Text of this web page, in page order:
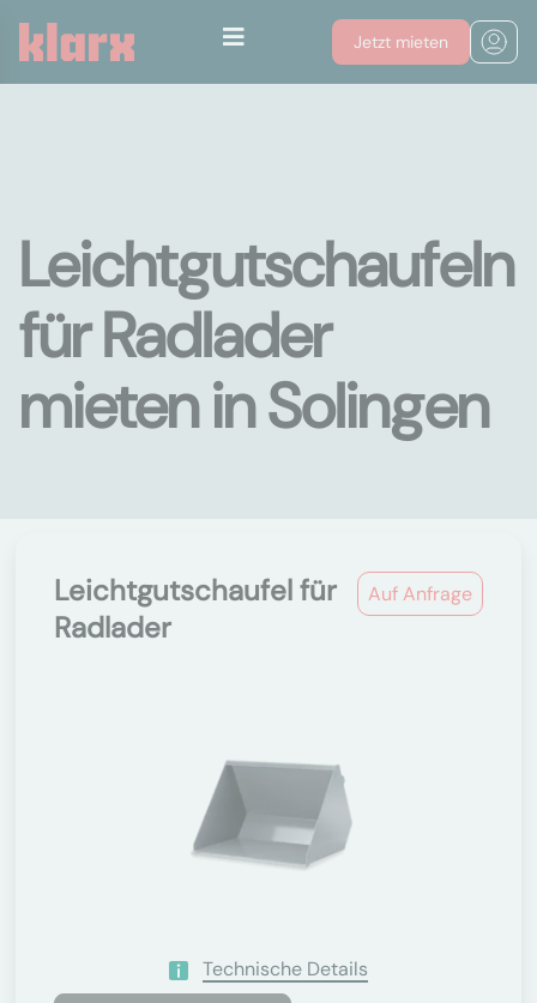
Jetzt mieten
Leichtgutschaufeln
für Radlader
mieten in Solingen
Auf Anfrage
Leichtgutschaufel für
Radlader
Technische Details